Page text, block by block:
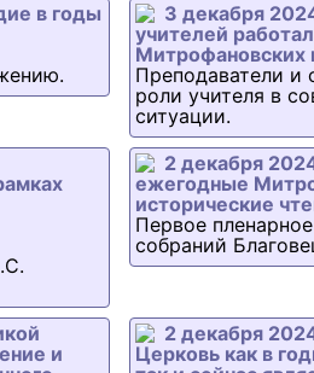
в годы
3 декабря
учителей
Митрофановских
Преподаватели и
роли учителя в
ситуации.
2 декабря
ежегодные
исторические
Первое
собраний
и
2 декабря
Церковь как в